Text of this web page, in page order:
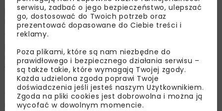
przez firmę Chemetall, która stała się częścią BASF
Polska w 2016 roku). Produkt zastępuje fosforanowanie
cynkowe, tradycyjną technologię przygotowania
metali ciężkich, takich jak nikiel, cynk czy chrom.
W porównaniu do tradycyjnych procesów, stosując
technologię Oxsilan zużycie energii spada o około 40%,
a wody procesowej o około 50%, co przekłada się
na ochronę zasobów naturalnych. Firma BASF
serwisu, zadbać o jego bezpieczeństwo, ulepszać
go, dostosować do Twoich potrzeb oraz
prezentować dopasowane do Ciebie treści i
reklamy.
Poza plikami, które są nam niezbędne do
prawidłowego i bezpiecznego działania serwisu –
są także takie, które wymagają Twojej zgody.
Każda udzielona zgoda poprawi Twoje
doświadczenia jeśli jesteś naszym Użytkownikiem.
Zgoda na pliki cookies jest dobrowolna i można ją
wycofać w dowolnym momencie.